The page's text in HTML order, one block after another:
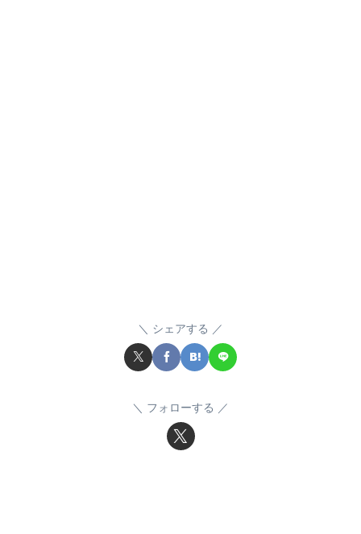
シェアする
フォローする